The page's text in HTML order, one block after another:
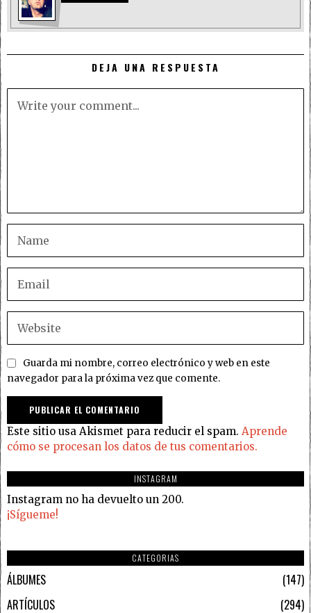
DEJA UNA RESPUESTA
Guarda mi nombre, correo electrónico y web en este
navegador para la próxima vez que comente.
Este sitio usa Akismet para reducir el spam. Aprende
cómo se procesan los datos de tus comentarios.
INSTAGRAM
Instagram no ha devuelto un 200.
¡Sígueme!
CATEGORIAS
ÁLBUMES
147
ARTÍCULOS
294